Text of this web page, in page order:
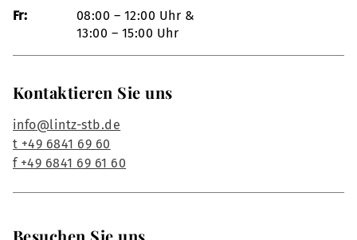
Fr:
08:00 – 12:00 Uhr &
13:00 – 15:00 Uhr
Kontaktieren Sie uns
info@lintz-stb.de
t +49 6841 69 60
f +49 6841 69 61 60
Besuchen Sie uns